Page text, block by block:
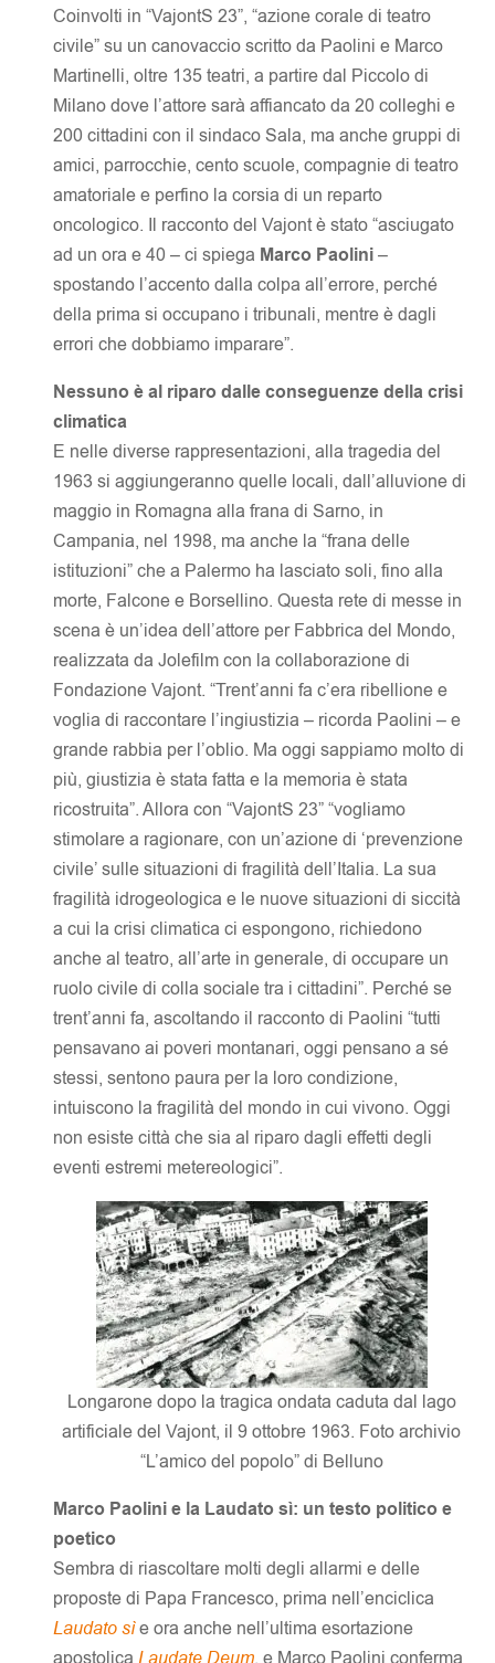
Coinvolti in “VajontS 23”, “azione corale di teatro
civile” su un canovaccio scritto da Paolini e Marco
Martinelli, oltre 135 teatri, a partire dal Piccolo di
Milano dove l’attore sarà affiancato da 20 colleghi e
200 cittadini con il sindaco Sala, ma anche gruppi di
amici, parrocchie, cento scuole, compagnie di teatro
amatoriale e perfino la corsia di un reparto
oncologico. Il racconto del Vajont è stato “asciugato
ad un ora e 40 – ci spiega Marco Paolini–
spostando l’accento dalla colpa all’errore, perché
della prima si occupano i tribunali, mentre è dagli
errori che dobbiamo imparare”.
Nessuno è al riparo dalle conseguenze della crisi
climatica
E nelle diverse rappresentazioni, alla tragedia del
1963 si aggiungeranno quelle locali, dall’alluvione di
maggio in Romagna alla frana di Sarno, in
Campania, nel 1998, ma anche la “frana delle
istituzioni” che a Palermo ha lasciato soli, fino alla
morte, Falcone e Borsellino. Questa rete di messe in
scena è un’idea dell’attore per Fabbrica del Mondo,
realizzata da Jolefilm con la collaborazione di
Fondazione Vajont. “Trent’anni fa c’era ribellione e
voglia di raccontare l’ingiustizia – ricorda Paolini – e
grande rabbia per l’oblio. Ma oggi sappiamo molto di
più, giustizia è stata fatta e la memoria è stata
ricostruita”. Allora con “VajontS 23” “vogliamo
stimolare a ragionare, con un’azione di ‘prevenzione
civile’ sulle situazioni di fragilità dell’Italia. La sua
fragilità idrogeologica e le nuove situazioni di siccità
a cui la crisi climatica ci espongono, richiedono
anche al teatro, all’arte in generale, di occupare un
ruolo civile di colla sociale tra i cittadini”. Perché se
trent’anni fa, ascoltando il racconto di Paolini “tutti
pensavano ai poveri montanari, oggi pensano a sé
stessi, sentono paura per la loro condizione,
intuiscono la fragilità del mondo in cui vivono. Oggi
non esiste città che sia al riparo dagli effetti degli
eventi estremi metereologici”.
Longarone dopo la tragica ondata caduta dal lago
artificiale del Vajont, il 9 ottobre 1963. Foto archivio
“L’amico del popolo” di Belluno
Marco Paolini e la Laudato sì: un testo politico e
poetico
Sembra di riascoltare molti degli allarmi e delle
proposte di Papa Francesco, prima nell’enciclica
Laudato sìe ora anche nell’ultima esortazione
apostolica Laudate Deum, e Marco Paolini conferma